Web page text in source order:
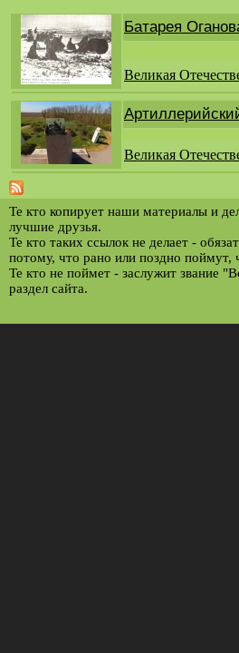
здесь
Батарея
Великая
Великая
Те кто копирует наши материалы и
лучшие друзья.
Те кто таких ссылок не делает -
потому, что рано или поздно поймут,
Те кто не поймет - заслужит звание
раздел сайта.